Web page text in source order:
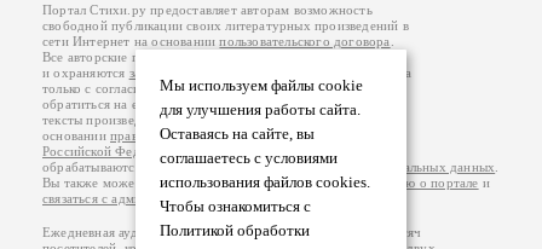
Мы используем файлы cookie
для улучшения работы сайта.
Оставаясь на сайте, вы
соглашаетесь с условиями
использования файлов cookies.
Чтобы ознакомиться с
Политикой обработки
Портал Стихи.ру предоставляет авторам возможность
свободной публикации своих литературных произведений в
сети Интернет на основаниипользовательского договора
Все авторские права на произведения принадлежат авторам
и охраняются законом
. Перепечатка произведений возможна
только с согласия его автора, к которому вы можете
обратиться на его авторской странице. Ответственность за
тексты произведений авторы несут самостоятельно на
основанииправил публикацииизаконодательства
Российской Федерации
обрабатываются на основанииПолитики обработки персональных данных
Вы также можете посмотреть более подробнуюинформацию о портале и
связаться с администрацией
Ежедневная аудитория портала Стихи.ру – порядка 200 тысяч